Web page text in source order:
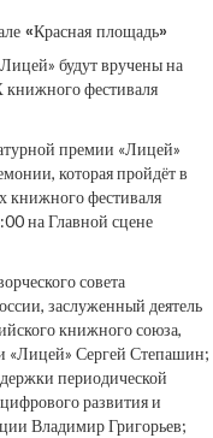
«Красная площадь»
будут вручены на
книжного фестиваля
премии «Лицей»
которая пройдёт в
книжного фестиваля
на Главной сцене
совета
заслуженный деятель
книжного союза,
«Лицей» Сергей Степашин;
периодической
развития и
Владимир Григорьев;